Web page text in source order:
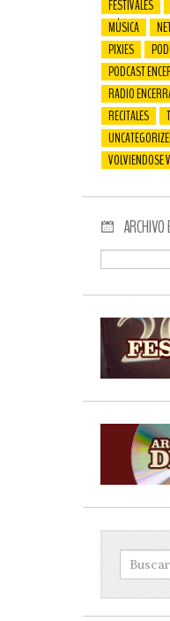
FESTIVALES
MÚSICA
PIXIES
PODCAST
RADIO
RECITALES
VOLVIENDOSE
ARCHIVO